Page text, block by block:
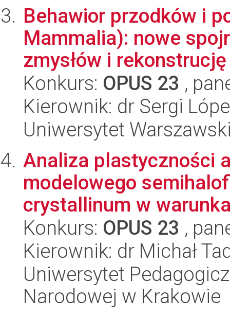
Behawior przodków i
Mammalia): nowe
zmysłów i
Konkurs: OPUS 23 ,
Kierownik: dr Sergi
Uniwersytet
Analiza plastyczności
modelowego
crystallinum w
Konkurs: OPUS 23 ,
Kierownik: dr Michał
Uniwersytet
Narodowej w Krakowie